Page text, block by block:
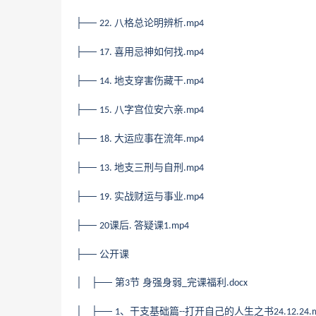
├── 22. 八格总论明辨析.mp4
├── 17. 喜用忌神如何找.mp4
├── 14. 地支穿害伤藏干.mp4
├── 15. 八字宫位安六亲.mp4
├── 18. 大运应事在流年.mp4
├── 13. 地支三刑与自刑 .mp4
├── 19. 实战财运与事业.mp4
├── 20课后. 答疑课1.mp4
├── 公开课
│ ├── 第3节 身强身弱 完课福利 .docx
│ ├── 1、干支基础篇--打开自己的人生之书